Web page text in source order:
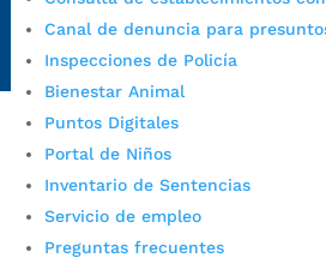
Canal de denuncia para
Inspecciones de Policía
Bienestar Animal
Puntos Digitales
Portal de Niños
Inventario de Sentencias
Servicio de empleo
Preguntas frecuentes
https://www.bucaramanga.gov.co/
1/secretarias/oficina-de-control-interno-
@AlcaldíaBGA